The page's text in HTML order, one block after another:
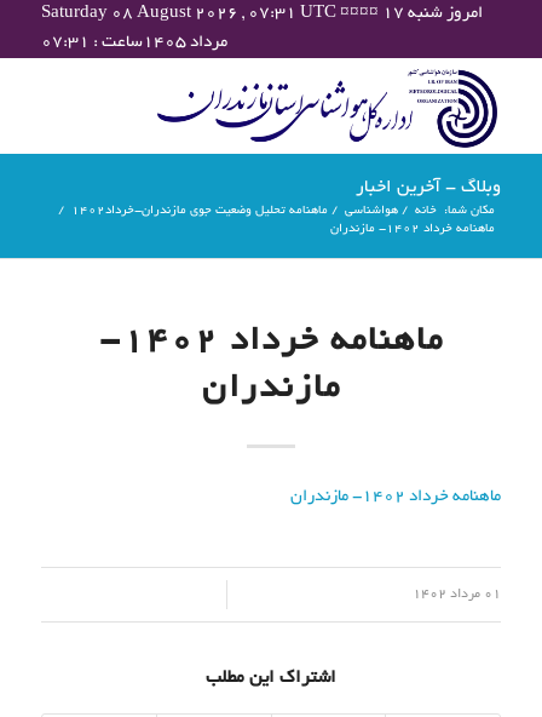
Saturday 08 August 2026 , 07:31 UTC ¤¤¤¤ امروز شنبه ۱۷
مرداد ۱۴۰۵ساعت : ۰۷:۳۱
وبلاگ - آخرین اخبار
مکان شما: خانه / هواشناسی / ماهنامه تحلیل وضعیت جوی مازندران-خرداد۱۴۰۲
/
ماهنامه خرداد 1402- مازندران
ماهنامه خرداد 1402-
مازندران
ماهنامه خرداد 1402- مازندران
01 مرداد 1402
اشتراک این مطلب